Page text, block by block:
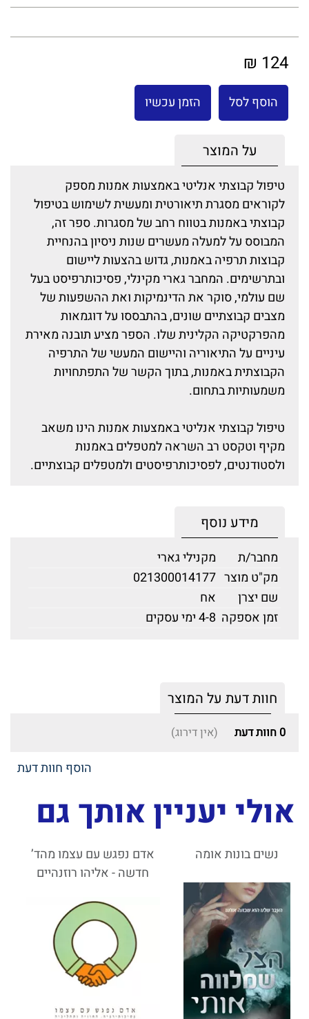
124 ₪
הוסף לסל הזמן עכשיו
על המוצר
טיפול קבוצתי אנליטי באמצעות אמנות מספק
לקוראים מסגרת תיאורטית ומעשית לשימוש בטיפול
קבוצתי באמנות בטווח רחב של מסגרות. ספר זה,
המבוסס על למעלה מעשרים שנות ניסיון בהנחיית
קבוצות תרפיה באמנות, גדוש בהצעות ליישום
ובתרשימים. המחבר גארי מקינלי, פסיכותרפיסט בעל
שם עולמי, סוקר את הדינמיקות ואת ההשפעות של
מצבים קבוצתיים שונים, בהתבססו על דוגמאות
מהפרקטיקה הקלינית שלו. הספר מציע תובנה מאירת
עיניים על התיאוריה והיישום המעשי של התרפיה
הקבוצתית באמנות, בתוך הקשר של התפתחויות
משמעותיות בתחום.
טיפול קבוצתי אנליטי באמצעות אמנות הינו משאב
מקיף וטקסט רב השראה למטפלים באמנות
ולסטודנטים, לפסיכותרפיסטים ולמטפלים קבוצתיים.
מידע נוסף
מחבר/ת
מקנילי גארי
מק"ט מוצר 021300014177
שם יצרן
אח
זמן אספקה 4-8 ימי עסקים
חוות דעת על המוצר
0 חוות דעת (אין דירוג)
הוסף חוות דעת
אולי יעניין אותך גם
נשים בונות אומה
אדם נפגש עם עצמו מהד’
חדשה - אליהו רוזנהיים